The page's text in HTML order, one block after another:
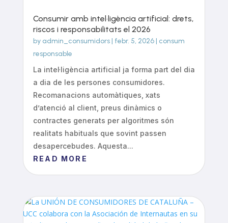
Consumir amb intel·ligència artificial: drets,
riscos i responsabilitats el 2026
by admin_consumidors| febr. 5, 2026| consum
responsable
La intel·ligència artificial ja forma part del dia
a dia de les persones consumidores.
Recomanacions automàtiques, xats
d’atenció al client, preus dinàmics o
contractes generats per algoritmes són
realitats habituals que sovint passen
desapercebudes. Aquesta...
READ MORE